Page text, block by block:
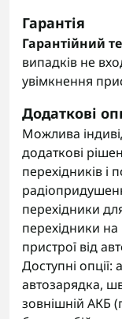
Гарантія
Гарантійний
випадків не
увімкнення
Додаткові
Можлива
додаткові
перехідників і
перехідники
перехідники
пристрої від
Доступні опції:
автозарядка,
зовнішній АКБ